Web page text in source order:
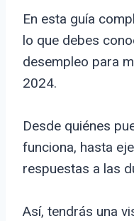
En esta guía
lo que debes
desempleo para
2024.
Desde quiénes
funciona, hasta
respuestas a las
Así, tendrás una